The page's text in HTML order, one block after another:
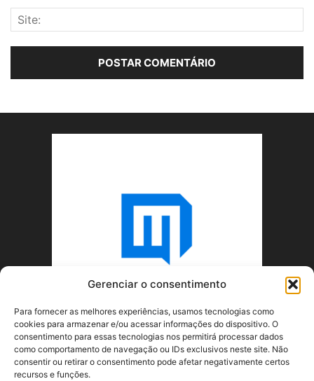
Gerenciar o consentimento
Para fornecer as melhores experiências, usamos tecnologias como
cookies para armazenar e/ou acessar informações do dispositivo. O
consentimento para essas tecnologias nos permitirá processar dados
como comportamento de navegação ou IDs exclusivos neste site. Não
consentir ou retirar o consentimento pode afetar negativamente certos
recursos e funções.